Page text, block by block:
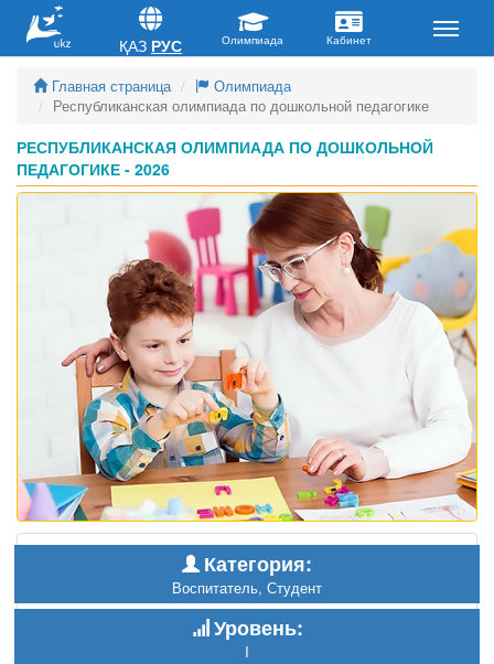
Главная страница
Олимпиада
Республиканская олимпиада по дошкольной педагогике
РЕСПУБЛИКАНСКАЯ ОЛИМПИАДА ПО ДОШКОЛЬНОЙ
ПЕДАГОГИКЕ - 2026
Категория:
Воспитатель, Студент
Уровень:
I
ҚАЗ РУС